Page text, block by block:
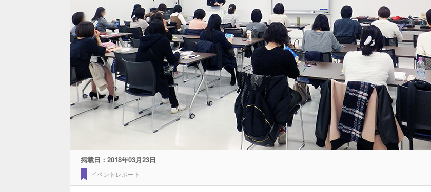
掲載日： 2018年03月23日
イベントレポート